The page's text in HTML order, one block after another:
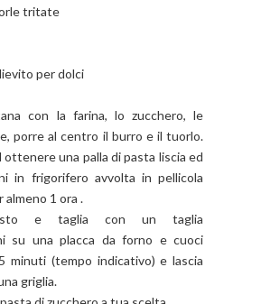
tritate
per dolci
con la farina, lo zucchero, le
porre al centro il burro e il tuorlo.
ottenere una palla di pasta liscia ed
in frigorifero avvolta in pellicola
1 ora .
e taglia con un taglia
su una placca da forno e cuoci
minuti (tempo indicativo) e lascia
griglia.